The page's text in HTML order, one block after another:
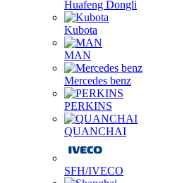
Huafeng Dongli
Kubota
MAN
Mercedes benz
PERKINS
QUANCHAI
SFH/IVECO